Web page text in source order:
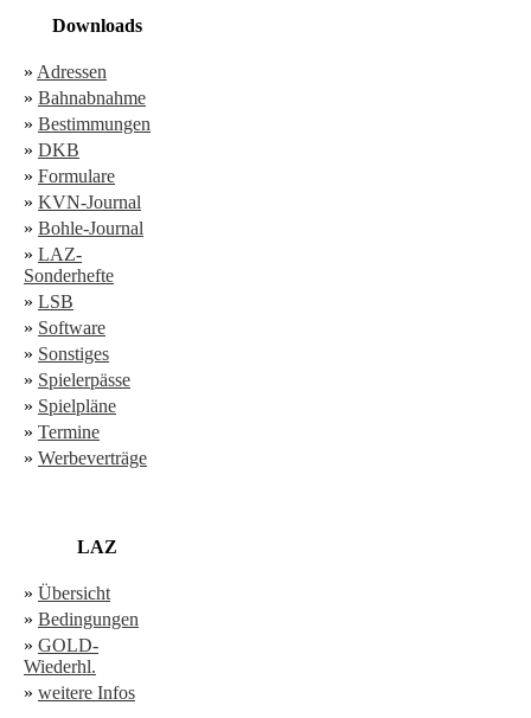
Downloads
» Adressen
» Bahnabnahme
» Bestimmungen
» DKB
» Formulare
» KVN-Journal
» Bohle-Journal
» LAZ-
Sonderhefte
» LSB
» Software
» Sonstiges
» Spielerpässe
» Spielpläne
» Termine
» Werbeverträge
LAZ
» Übersicht
» Bedingungen
» GOLD-
Wiederhl.
» weitere Infos